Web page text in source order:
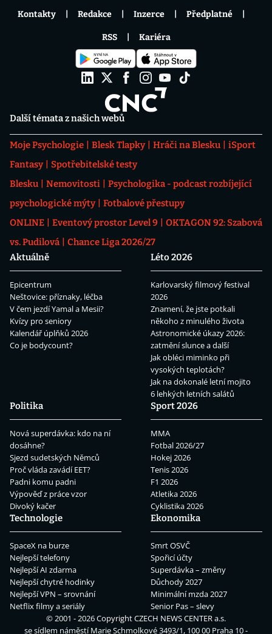
Další témata z našich webů
Moje Psychologie Blesk Tlapky Hráči na Blesku
iSport
Fantasy
Spotřebitelské testy
Blesku
Nemovitosti
Psychologika - podcast rozbíjející
psychologické mýty
Fotbalové přestupy
ONLINE
Eventový prostor Level 9
OKTAGON 92: Szabová
vs. Pudilová
Chance Liga 2026/27
Aktuálně
Epicentrum
Neštovice: příznaky, léčba
V čem jezdí Yamal a Mesii?
Kvízy pro seniory
Kalendář úplňků 2026
Co je bodycount?
Léto 2026
Karlovarský filmový festival
2026
Znamení, že jste potkali
někoho z minulého života
Astronomické úkazy 2026:
zatmění slunce a další
Jak obléci miminko při
vysokých teplotách?
Jak na dokonalé letní mojito
6 lehkých letních salátů
Politika
Nová superdávka: kdo na ní
dosáhne?
Sjezd sudetských Němců
Proč vláda zavádí EET?
Padni komu padni
Výpověď z práce vzor
Divoký kačer
Sport 2026
MMA
Fotbal 2026/27
Hokej 2026
Tenis 2026
F1 2026
Atletika 2026
Cyklistika 2026
Technologie
SpaceX na burze
Nejlepší telefony
Nejlepší AI zdarma
Nejlepší chytré hodinky
Nejlepší VPN – srovnání
Netflix filmy a seriály
Ekonomika
Smrt OSVČ
Spořicí účty
Superdávka – změny
Důchody 2027
Minimální mzda 2027
Senior Pas – slevy
Kontakty Redakce Inzerce Předplatné
RSS Kariéra
© 2001 - 2026 CopyrightCZECH NEWS CENTER a.s.
se sídlem náměstí Marie Schmolkové 3493/1, 100 00 Praha 10 -